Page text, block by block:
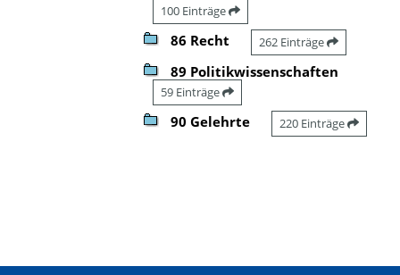
100 Einträge
86 Recht 262 Einträge
89 Politikwissenschaften
59 Einträge
90 Gelehrte 220 Einträge